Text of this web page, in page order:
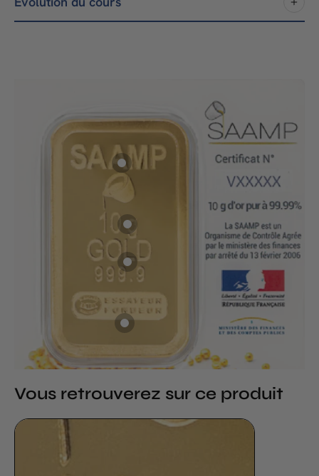
Vous retrouverez sur ce produit